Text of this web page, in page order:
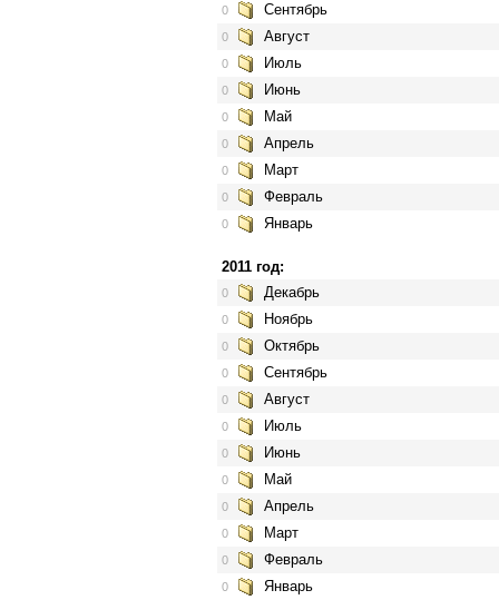
0 Сентябрь
0 Август
0 Июль
0 Июнь
0 Май
0 Апрель
0 Март
0 Февраль
0 Январь
2011 год:
0 Декабрь
0 Ноябрь
0 Октябрь
0 Сентябрь
0 Август
0 Июль
0 Июнь
0 Май
0 Апрель
0 Март
0 Февраль
0 Январь